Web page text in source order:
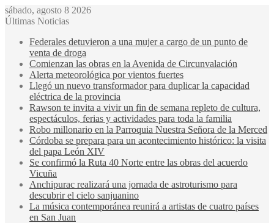
sábado, agosto 8 2026
Últimas Noticias
Federales detuvieron a una mujer a cargo de un punto de
venta de droga
Comienzan las obras en la Avenida de Circunvalación
Alerta meteorológica por vientos fuertes
Llegó un nuevo transformador para duplicar la capacidad
eléctrica de la provincia
Rawson te invita a vivir un fin de semana repleto de cultura,
espectáculos, ferias y actividades para toda la familia
Robo millonario en la Parroquia Nuestra Señora de la Merced
Córdoba se prepara para un acontecimiento histórico: la visita
del papa León XIV
Se confirmó la Ruta 40 Norte entre las obras del acuerdo
Vicuña
Anchipurac realizará una jornada de astroturismo para
descubrir el cielo sanjuanino
La música contemporánea reunirá a artistas de cuatro países
en San Juan